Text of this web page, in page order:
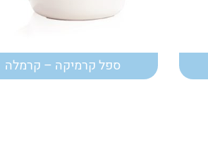
ספל קרמיקה – קרמלה